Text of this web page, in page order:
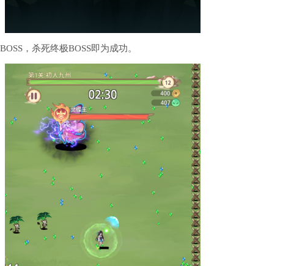
，杀死终极BOSS即为成功。